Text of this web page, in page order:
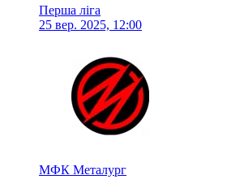
Перша ліга
25 вер. 2025, 12:00
МФК Металург